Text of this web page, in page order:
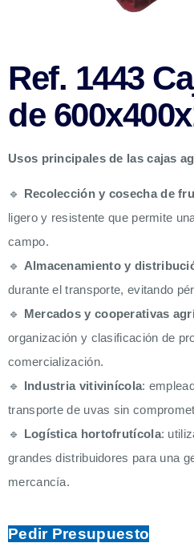
Ref. 1443
de
Usos principales de las cajas
🔹 Recolección y cosecha de
ligero y resistente que permite
campo.
🔹 Almacenamiento y
durante el transporte, evitando
🔹 Mercados y cooperativas
organización y clasificación de
comercialización.
🔹 Industria vitivinícola:
transporte de uvas sin
🔹 Logística hortofrutícola:
grandes distribuidores para una
mercancía.
Pedir Presupuesto